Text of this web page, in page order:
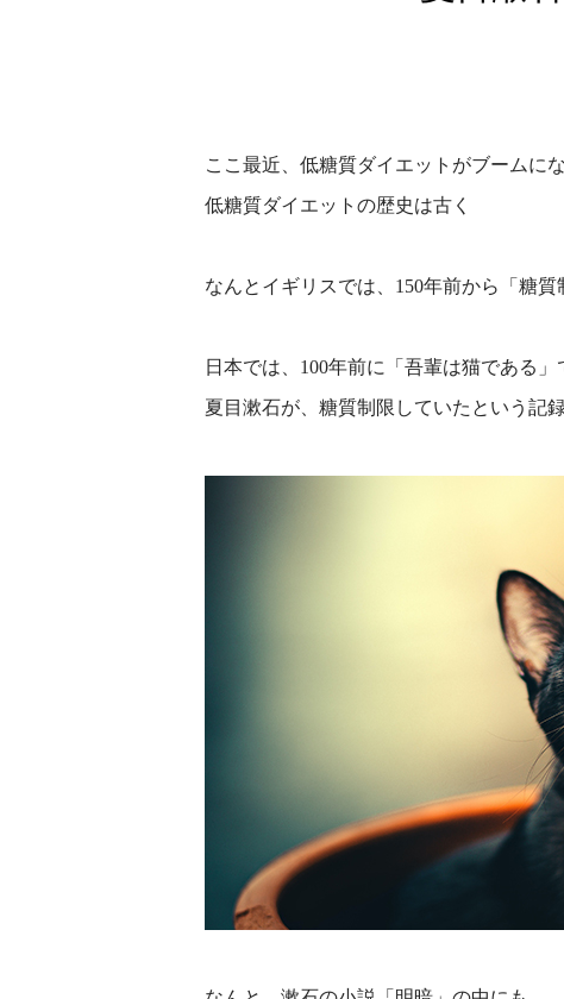
ここ最近、低糖質ダイエットがブームに
低糖質ダイエットの歴史は古く
なんとイギリスでは、150年前から「糖質
日本では、100年前に「吾輩は猫である」
夏目漱石が、糖質制限していたという記